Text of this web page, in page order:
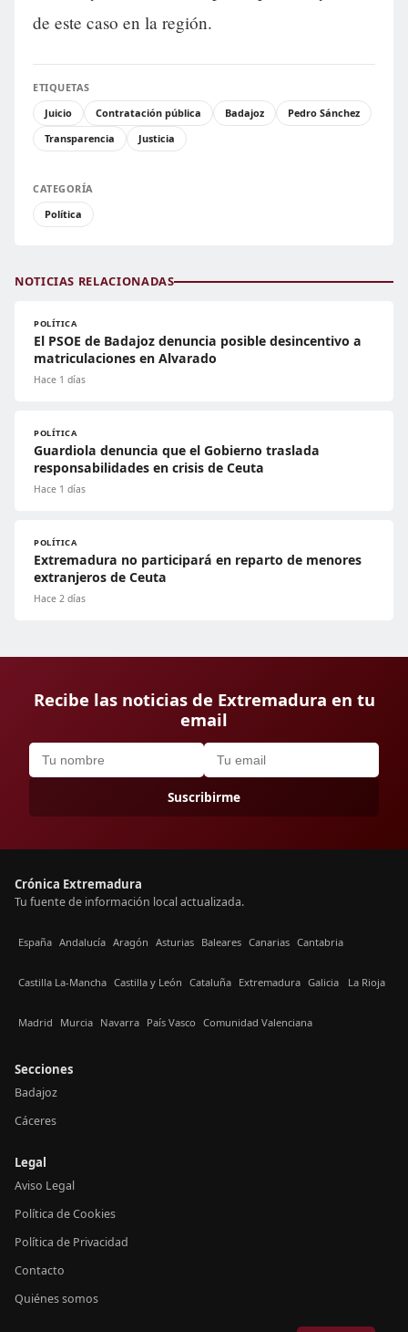
de este caso en la región.
ETIQUETAS
Juicio
Contratación pública Badajoz
Pedro Sánchez
Transparencia
Justicia
CATEGORÍA
Política
NOTICIAS RELACIONADAS
POLÍTICA
El PSOE de Badajoz denuncia posible desincentivo a
matriculaciones en Alvarado
Hace 1 días
POLÍTICA
Guardiola denuncia que el Gobierno traslada
responsabilidades en crisis de Ceuta
Hace 1 días
POLÍTICA
Extremadura no participará en reparto de menores
extranjeros de Ceuta
Hace 2 días
Recibe las noticias de Extremadura en tu
email
Suscribirme
Crónica Extremadura
Tu fuente de información local actualizada.
España Andalucía Aragón Asturias Baleares Canarias Cantabria
Castilla La-Mancha Castilla y León Cataluña Extremadura Galicia La Rioja
Madrid Murcia Navarra País Vasco Comunidad Valenciana
Secciones
Badajoz
Cáceres
Legal
Aviso Legal
Política de Cookies
Política de Privacidad
Contacto
Quiénes somos